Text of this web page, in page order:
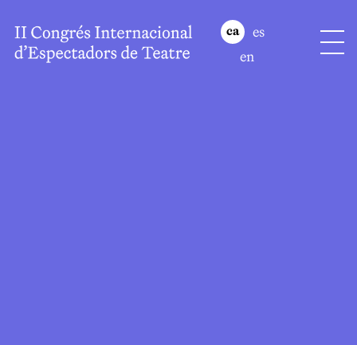
ca
es
en